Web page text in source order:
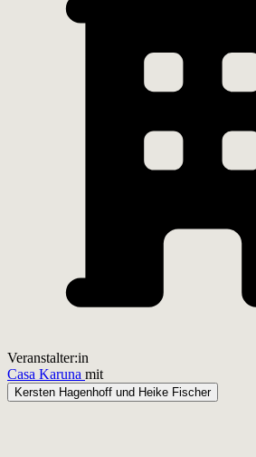
Veranstalter:in
Casa Karuna mit
Kersten Hagenhoff und Heike Fischer